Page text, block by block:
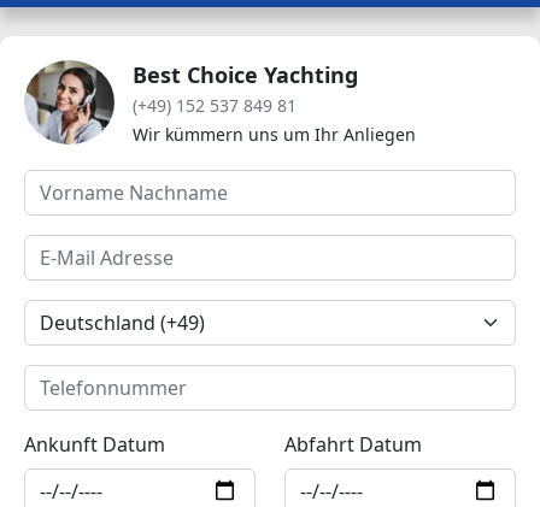
Best Choice Yachting
(+49) 152 537 849 81
Wir kümmern uns um Ihr Anliegen
Ankunft Datum Abfahrt Datum